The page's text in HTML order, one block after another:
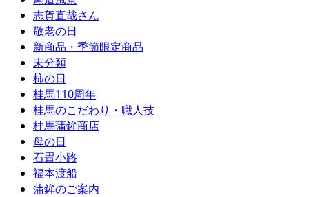
志賀直哉さん
敬老の日
新商品・季節限定商品
未分類
柿の日
桂馬110周年
桂馬のこだわり・職人技
桂馬蒲鉾商店
母の日
石畳小路
福本渡船
蒲鉾のご案内